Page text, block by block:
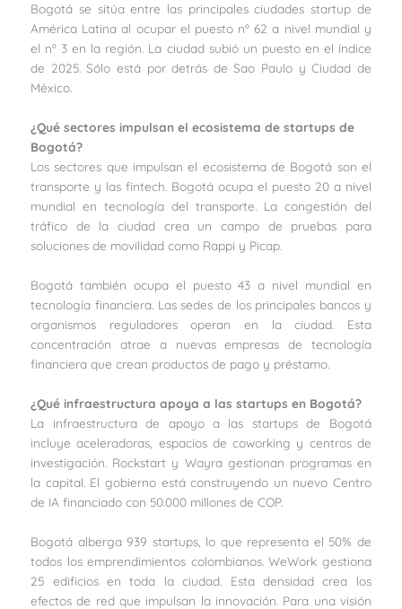
Bogotá se sitúa entre las principales ciudades startup de
América Latina al ocupar el puesto nº 62 a nivel mundial y
el nº 3 en la región. La ciudad subió un puesto en el índice
de 2025. Sólo está por detrás de Sao Paulo y Ciudad de
México.
¿Qué sectores impulsan el ecosistema de startups de
Bogotá?
Los sectores que impulsan el ecosistema de Bogotá son el
transporte y las fintech. Bogotá ocupa el puesto 20 a nivel
mundial en tecnología del transporte. La congestión del
tráfico de la ciudad crea un campo de pruebas para
soluciones de movilidad como Rappi y Picap.
Bogotá también ocupa el puesto 43 a nivel mundial en
tecnología financiera. Las sedes de los principales bancos y
organismos reguladores operan en la ciudad. Esta
concentración atrae a nuevas empresas de tecnología
financiera que crean productos de pago y préstamo.
¿Qué infraestructura apoya a las startups en Bogotá?
La infraestructura de apoyo a las startups de Bogotá
incluye aceleradoras, espacios de coworking y centros de
investigación. Rockstart y Wayra gestionan programas en
la capital. El gobierno está construyendo un nuevo Centro
de IA financiado con 50.000 millones de COP.
Bogotá alberga 939 startups, lo que representa el 50% de
todos los emprendimientos colombianos. WeWork gestiona
25 edificios en toda la ciudad. Esta densidad crea los
efectos de red que impulsan la innovación. Para una visión